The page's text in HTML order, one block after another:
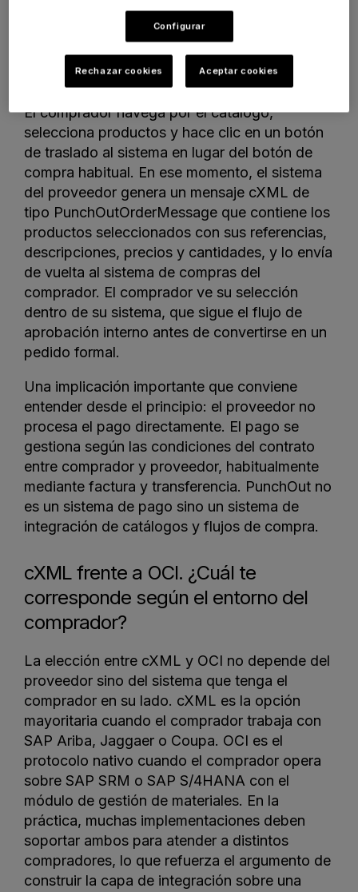
sistema del comprador. El navegador del
comprador se redirige automáticamente a esa
URL, que abre el catálogo del proveedor en
una sesión autenticada y personalizada.
El comprador navega por el catálogo,
selecciona productos y hace clic en un botón
de traslado al sistema en lugar del botón de
compra habitual. En ese momento, el sistema
del proveedor genera un mensaje cXML de
tipo PunchOutOrderMessage que contiene los
productos seleccionados con sus referencias,
descripciones, precios y cantidades, y lo envía
de vuelta al sistema de compras del
comprador. El comprador ve su selección
dentro de su sistema, que sigue el flujo de
aprobación interno antes de convertirse en un
pedido formal.
Una implicación importante que conviene
entender desde el principio: el proveedor no
procesa el pago directamente. El pago se
gestiona según las condiciones del contrato
entre comprador y proveedor, habitualmente
mediante factura y transferencia. PunchOut no
es un sistema de pago sino un sistema de
integración de catálogos y flujos de compra.
cXML frente a OCI. ¿Cuál te
corresponde según el entorno del
comprador?
La elección entre cXML y OCI no depende del
proveedor sino del sistema que tenga el
comprador en su lado. cXML es la opción
mayoritaria cuando el comprador trabaja con
SAP Ariba, Jaggaer o Coupa. OCI es el
protocolo nativo cuando el comprador opera
sobre SAP SRM o SAP S/4HANA con el
módulo de gestión de materiales. En la
práctica, muchas implementaciones deben
soportar ambos para atender a distintos
compradores, lo que refuerza el argumento de
construir la capa de integración sobre una
Configurar
Rechazar cookies Aceptar cookies